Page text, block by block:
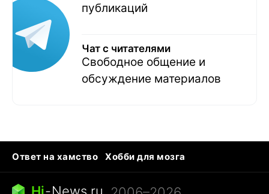
публикаций
Чат с читателями
Свободное общение и
обсуждение материалов
Ответ на хамство
Хобби для мозга
Бензин 100 и 95
Тунцы в океанариуме
Следующая пандемия